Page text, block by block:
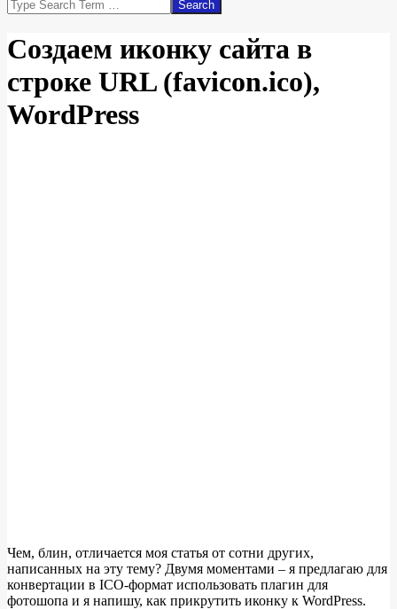
Создаем иконку сайта в
строке URL (favicon.ico),
WordPress
Чем, блин, отличается моя статья от сотни других,
написанных на эту тему? Двумя моментами – я предлагаю для
конвертации в ICO-формат использовать плагин для
фотошопа и я напишу, как прикрутить иконку к WordPress.